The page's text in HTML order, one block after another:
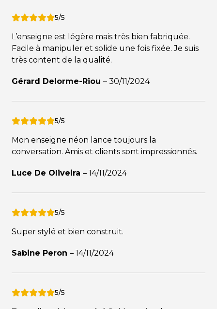
5/5
L’enseigne est légère mais très bien fabriquée.
Facile à manipuler et solide une fois fixée. Je suis
très content de la qualité.
Gérard Delorme-Riou – 30/11/2024
5/5
Mon enseigne néon lance toujours la
conversation. Amis et clients sont impressionnés.
Luce De Oliveira – 14/11/2024
5/5
Super stylé et bien construit.
Sabine Peron – 14/11/2024
5/5